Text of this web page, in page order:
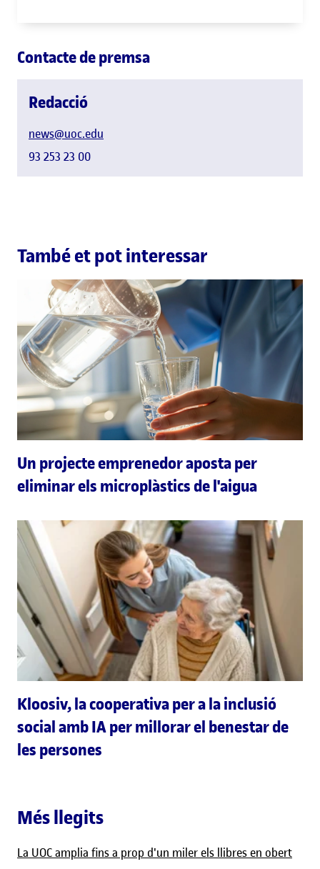
Contacte de premsa
Redacció
news@uoc.edu
93 253 23 00
També et pot interessar
Un projecte emprenedor aposta per
eliminar els microplàstics de l'aigua
Kloosiv, la cooperativa per a la inclusió
social amb IA per millorar el benestar de
les persones
Més llegits
La UOC amplia fins a prop d'un miler els llibres en obert